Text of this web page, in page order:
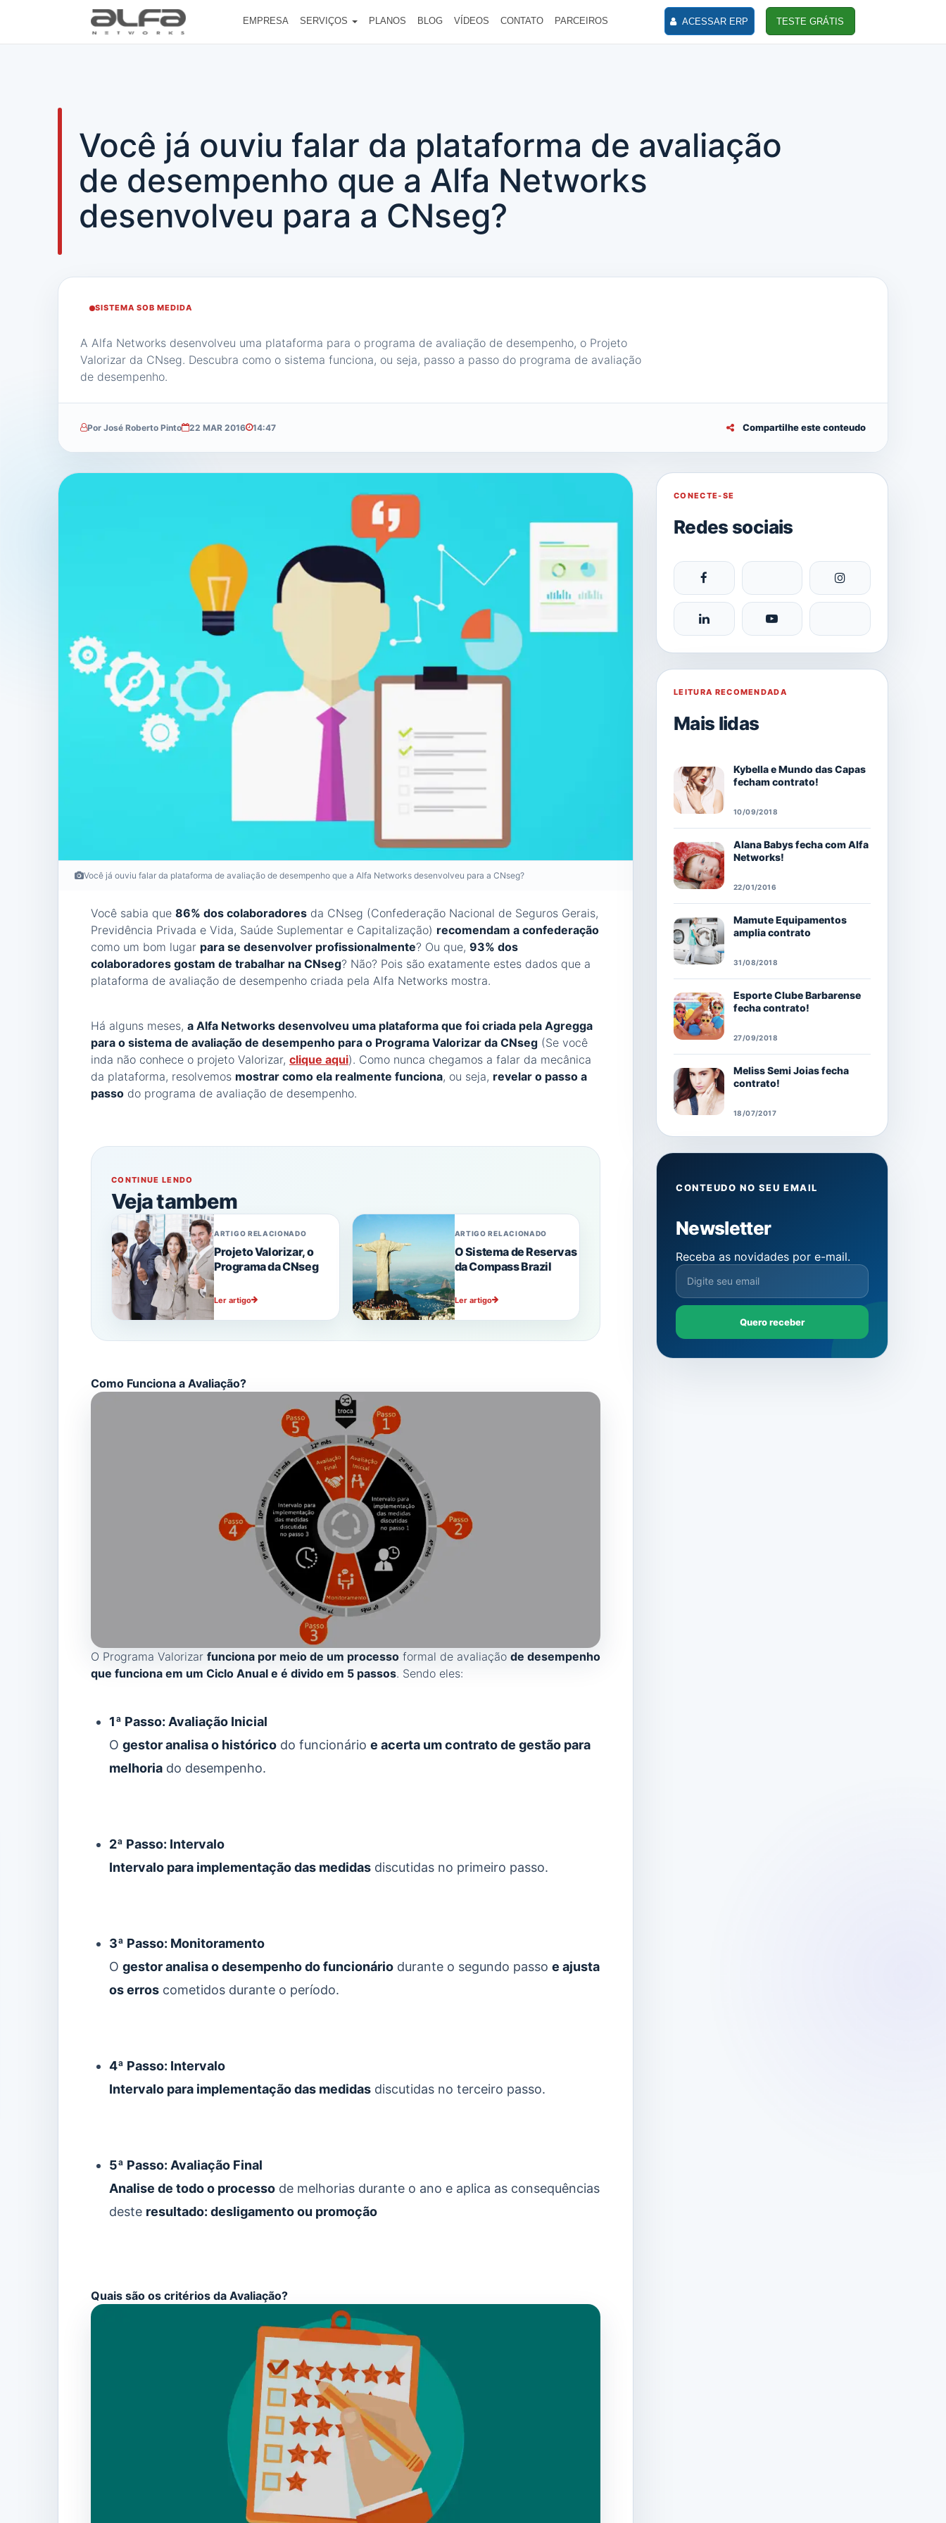
EMPRESA SERVIÇOS PLANOS BLOG VÍDEOS CONTATO PARCEIROS ACESSAR ERP TESTE GRÁTIS
Você já ouviu falar da plataforma de avaliação
de desempenho que a Alfa Networks
desenvolveu para a CNseg?
SISTEMA SOB MEDIDA
A Alfa Networks desenvolveu uma plataforma para o programa de avaliação de desempenho, o Projeto
Valorizar da CNseg. Descubra como o sistema funciona, ou seja, passo a passo do programa de avaliação
de desempenho.
Por José Roberto Pinto 22 MAR 2016 14:47 Compartilhe este conteudo
Você já ouviu falar da plataforma de avaliação de desempenho que a Alfa Networks desenvolveu para a CNseg?
Você sabia que 86% dos colaboradores da CNseg (Confederação Nacional de Seguros Gerais,
Previdência Privada e Vida, Saúde Suplementar e Capitalização) recomendam a confederação
como um bom lugar para se desenvolver profissionalmente? Ou que, 93% dos
colaboradores gostam de trabalhar na CNseg? Não? Pois são exatamente estes dados que a
plataforma de avaliação de desempenho criada pela Alfa Networks mostra.
Há alguns meses, a Alfa Networks desenvolveu uma plataforma que foi criada pela Agregga
para o sistema de avaliação de desempenho para o Programa Valorizar da CNseg (Se você
inda não conhece o projeto Valorizar, clique aqui). Como nunca chegamos a falar da mecânica
da plataforma, resolvemos mostrar como ela realmente funciona, ou seja, revelar o passo a
passo do programa de avaliação de desempenho.
CONTINUE LENDO
Veja tambem
ARTIGO RELACIONADO
Projeto Valorizar, o
Programa da CNseg
Ler artigo
ARTIGO RELACIONADO
O Sistema de Reservas
da Compass Brazil
Ler artigo
Como Funciona a Avaliação?
O Programa Valorizar funciona por meio de um processo formal de avaliação de desempenho
que funciona em um Ciclo Anual e é divido em 5 passos. Sendo eles:
1ª Passo: Avaliação Inicial
O gestor analisa o histórico do funcionário e acerta um contrato de gestão para
melhoria do desempenho.
2ª Passo: Intervalo
Intervalo para implementação das medidas discutidas no primeiro passo.
3ª Passo: Monitoramento
O gestor analisa o desempenho do funcionário durante o segundo passo e ajusta
os erros cometidos durante o período.
4ª Passo: Intervalo
Intervalo para implementação das medidas discutidas no terceiro passo.
5ª Passo: Avaliação Final
Analise de todo o processo de melhorias durante o ano e aplica as consequências
deste resultado: desligamento ou promoção
Quais são os critérios da Avaliação?
CONECTE-SE
Redes sociais
LEITURA RECOMENDADA
Mais lidas
Kybella e Mundo das Capas
fecham contrato!
10/09/2018
Alana Babys fecha com Alfa
Networks!
22/01/2016
Mamute Equipamentos
amplia contrato
31/08/2018
Esporte Clube Barbarense
fecha contrato!
27/09/2018
Meliss Semi Joias fecha
contrato!
18/07/2017
CONTEUDO NO SEU EMAIL
Newsletter
Receba as novidades por e-mail.
Quero receber